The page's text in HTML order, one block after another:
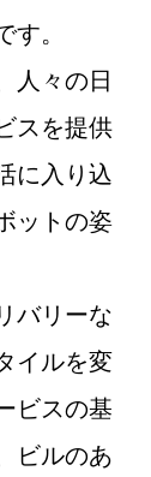
。
人々の日
スを提供
に入り込
ットの姿
バリーな
イルを変
ビスの基
ビルのあ